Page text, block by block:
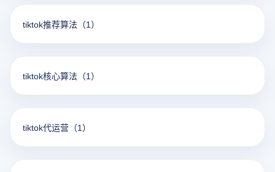
tiktok推荐算法 （1）
tiktok核心算法 （1）
tiktok代运营 （1）